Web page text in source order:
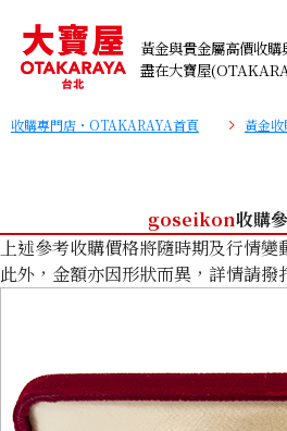
黃金與貴金屬高價收
盡在大寶屋
收購專門店・OTAKARAYA首頁 黃金收
goseikon收購
上述參考收購價格將隨時期及行情變
此外，金額亦因形狀而異，詳情請撥